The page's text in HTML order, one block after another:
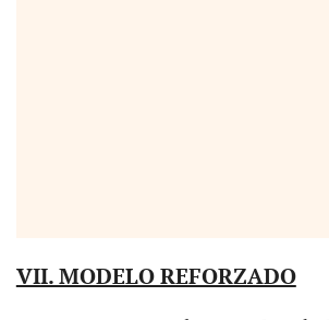
VII. MODELO REFORZADO